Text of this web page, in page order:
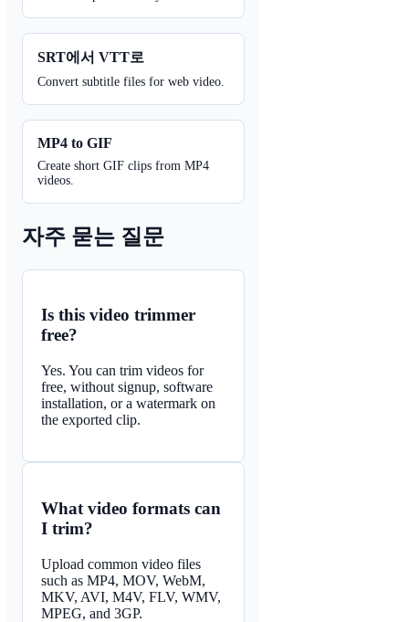
SRT에서 VTT로
Convert subtitle files for web video.
MP4 to GIF
Create short GIF clips from MP4
videos.
자주 묻는 질문
Is this video trimmer
free?
Yes. You can trim videos for
free, without signup, software
installation, or a watermark on
the exported clip.
What video formats can
I trim?
Upload common video files
such as MP4, MOV, WebM,
MKV, AVI, M4V, FLV, WMV,
MPEG, and 3GP.